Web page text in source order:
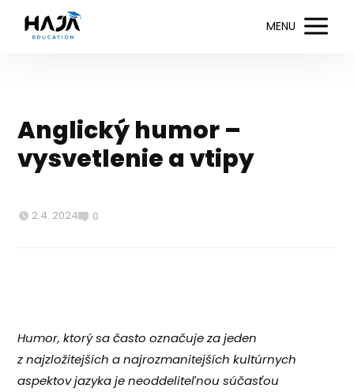
MENU
Anglický humor –
vysvetlenie a vtipy
2.4. 2024 0
Humor, ktorý sa často označuje za jeden
z najzložitejších a najrozmanitejších kultúrnych
aspektov jazyka je neoddeliteľnou súčasťou